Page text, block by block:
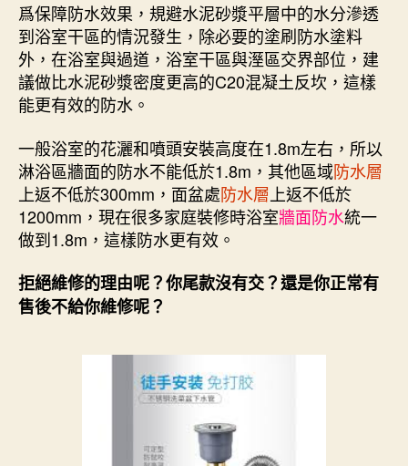
爲保障防水效果，規避水泥砂漿平層中的水分滲透
到浴室干區的情況發生，除必要的塗刷防水塗料
外，在浴室與過道，浴室干區與溼區交界部位，建
議做比水泥砂漿密度更高的C20混凝土反坎，這樣
能更有效的防水。
一般浴室的花灑和噴頭安裝高度在1.8m左右，所以
淋浴區牆面的防水不能低於1.8m，其他區域防水層
上返不低於300mm，面盆處防水層 上返不低於
1200mm，現在很多家庭裝修時浴室牆面防水統一
做到1.8m，這樣防水更有效。
拒絕維修的理由呢？你尾款沒有交？還是你正常有
售後不給你維修呢？